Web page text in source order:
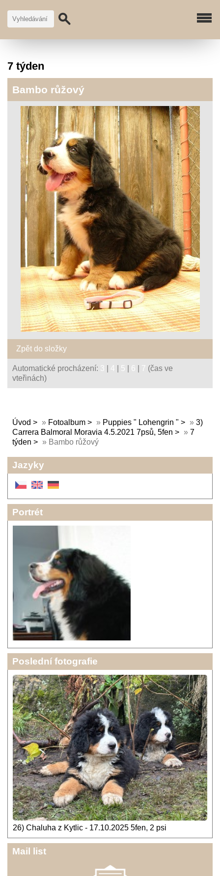
7 týden
Bambo růžový
Zpět do složky
Automatické procházení: 3 4 5 6 7 (čas ve
vteřinách)
Úvod » Fotoalbum » Puppies " Lohengrin " » 3)
Carrera Balmoral Moravia 4.5.2021 7psů, 5fen
» 7
týden
» Bambo růžový
Jazyky
Portrét
Poslední fotografie
26) Chaluha z Kytlic - 17.10.2025 5fen, 2 psi
Mail list